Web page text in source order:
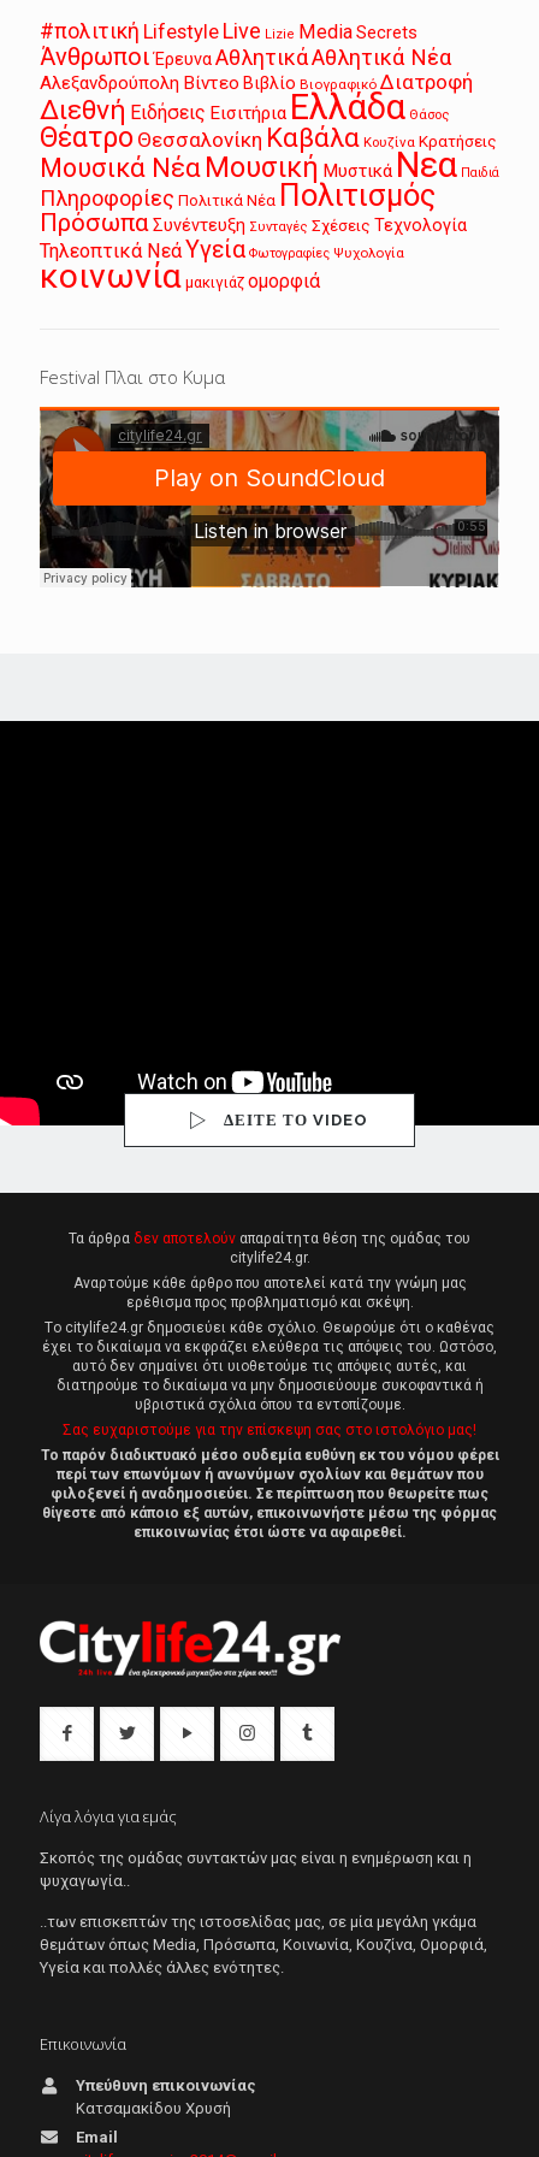
#πολιτική Lifestyle Live Lizie MediaSecrets
Άνθρωποι ΈρευναΑθλητικάΑθλητικά Νέα
Αλεξανδρούπολη Βίντεο Βιβλίο Βιογραφικό Διατροφή
Διεθνή Ειδήσεις Εισιτήρια Ελλάδα Θάσος
Θέατρο Θεσσαλονίκη Καβάλα Κουζίνα Κρατήσεις
Μουσικά Νέα Μουσική Μυστικά Νεα Παιδιά
Πληροφορίες Πολιτικά Νέα Πολιτισμός
ΠρόσωπαΣυνέντευξη Συνταγές Σχέσεις Τεχνολογία
Τηλεοπτικά ΝεάΥγεία Φωτογραφίες Ψυχολογία
κοινωνία μακιγιάζ ομορφιά
Festival Πλαι στο Κυμα
ΔΕΙΤΕ ΤΟ VIDEO
Τα άρθρα δεν αποτελούν απαραίτητα θέση της ομάδας του
citylife24.gr.
Αναρτούμε κάθε άρθρο που αποτελεί κατά την γνώμη μας
ερέθισμα προς προβληματισμό και σκέψη.
Tο citylife24.gr δημοσιεύει κάθε σχόλιο. Θεωρούμε ότι ο καθένας
έχει το δικαίωμα να εκφράζει ελεύθερα τις απόψεις του. Ωστόσο,
αυτό δεν σημαίνει ότι υιοθετούμε τις απόψεις αυτές, και
διατηρούμε το δικαίωμα να μην δημοσιεύουμε συκοφαντικά ή
υβριστικά σχόλια όπου τα εντοπίζουμε.
Σας ευχαριστούμε για την επίσκεψη σας στο ιστολόγιο μας!
Το παρόν διαδικτυακό μέσο ουδεμία ευθύνη εκ του νόμου φέρει
περί των επωνύμων ή ανωνύμων σχολίων και θεμάτων που
φιλοξενεί ή αναδημοσιεύει. Σε περίπτωση που θεωρείτε πως
θίγεστε από κάποιο εξ αυτών, επικοινωνήστε μέσω της φόρμας
επικοινωνίας έτσι ώστε να αφαιρεθεί.
Λίγα λόγια για εμάς
Σκοπός της ομάδας συντακτών μας είναι η ενημέρωση και η
ψυχαγωγία..
..των επισκεπτών της ιστοσελίδας μας, σε μία μεγάλη γκάμα
θεμάτων όπως Μedia, Πρόσωπα, Κοινωνία, Κουζίνα, Ομορφιά,
Υγεία και πολλές άλλες ενότητες.
Επικοινωνία
Υπεύθυνη επικοινωνίας
Κατσαμακίδου Χρυσή
Email